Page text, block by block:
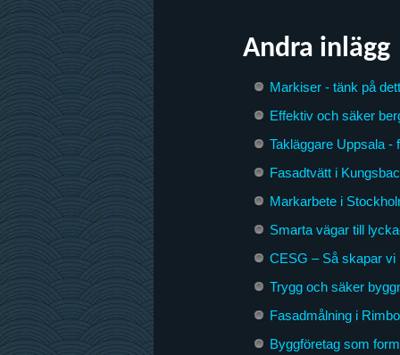
Andra inlägg
Markiser - tänk på
Effektiv och säker
Takläggare Uppsala
Fasadtvätt i
Markarbete i
Smarta vägar till
CESG – Så skapar
Trygg och säker
Fasadmålning i
Byggföretag som